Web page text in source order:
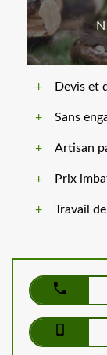
Devis et
Sans
Artisan
Prix
Travail